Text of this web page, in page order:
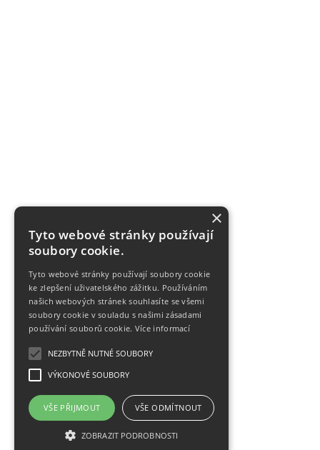
×
Tyto webové stránky používají
soubory cookie.
Tyto webové stránky používají soubory cookie
ke zlepšení uživatelského zážitku. Používáním
našich webových stránek souhlasíte se všemi
soubory cookie v souladu s našimi zásadami
používání souborů cookie. Více informací
NEZBYTNĚ NUTNÉ SOUBORY
VÝKONOVÉ SOUBORY
VŠE PŘIJMOUT VŠE ODMÍTNOUT
ZOBRAZIT PODROBNOSTI